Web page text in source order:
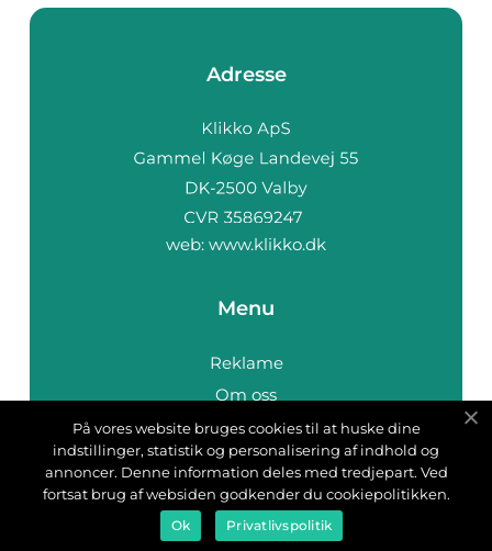
Adresse
web: www.klikko.dk
Menu
Reklame
Om oss
Cookies
Kontakt Oss
Sitemap
På vores website bruges cookies til at huske dine
indstillinger, statistik og personalisering af indhold og
annoncer. Denne information deles med tredjepart. Ved
fortsat brug af websiden godkender du cookiepolitikken.
Ok Privatlivspolitik